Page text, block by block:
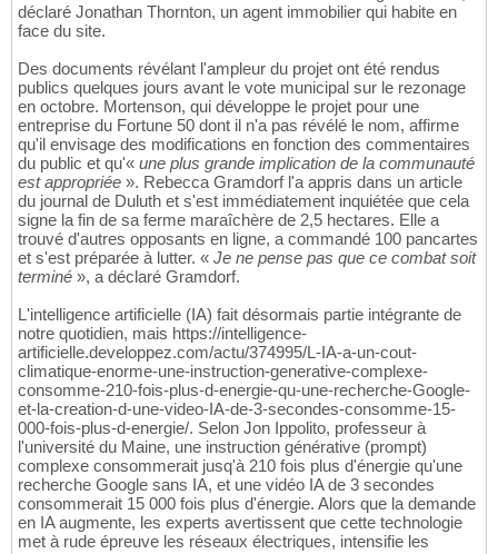
déclaré Jonathan Thornton, un agent immobilier qui habite en
face du site.
Des documents révélant l'ampleur du projet ont été rendus
publics quelques jours avant le vote municipal sur le rezonage
en octobre. Mortenson, qui développe le projet pour une
entreprise du Fortune 50 dont il n'a pas révélé le nom, affirme
qu'il envisage des modifications en fonction des commentaires
du public et qu'« une plus grande implication de la communauté
est appropriée ». Rebecca Gramdorf l'a appris dans un article
du journal de Duluth et s'est immédiatement inquiétée que cela
signe la fin de sa ferme maraîchère de 2,5 hectares. Elle a
trouvé d'autres opposants en ligne, a commandé 100 pancartes
et s'est préparée à lutter. « Je ne pense pas que ce combat soit
terminé », a déclaré Gramdorf.
L'intelligence artificielle (IA) fait désormais partie intégrante de
notre quotidien, mais https://intelligence-
artificielle.developpez.com/actu/374995/L-IA-a-un-cout-
climatique-enorme-une-instruction-generative-complexe-
consomme-210-fois-plus-d-energie-qu-une-recherche-Google-
et-la-creation-d-une-video-IA-de-3-secondes-consomme-15-
000-fois-plus-d-energie/. Selon Jon Ippolito, professeur à
l'université du Maine, une instruction générative (prompt)
complexe consommerait jusq'à 210 fois plus d'énergie qu'une
recherche Google sans IA, et une vidéo IA de 3 secondes
consommerait 15 000 fois plus d'énergie. Alors que la demande
en IA augmente, les experts avertissent que cette technologie
met à rude épreuve les réseaux électriques, intensifie les